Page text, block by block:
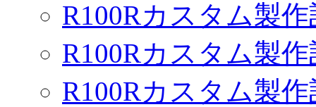
R100Rカスタム製作
R100Rカスタム製作
R100Rカスタム製